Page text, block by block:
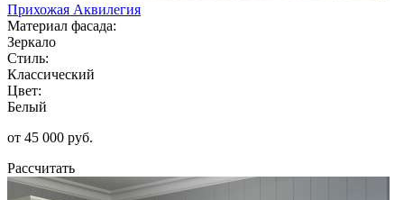
Прихожая Аквилегия
Материал фасада:
Зеркало
Стиль:
Классический
Цвет:
Белый
от 45 000 руб.
Рассчитать